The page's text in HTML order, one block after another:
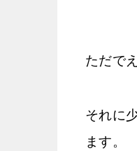
ただで
それに
ます。